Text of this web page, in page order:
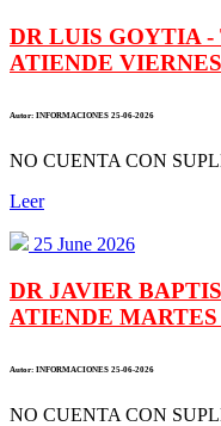
DR LUIS GOYTIA
ATIENDE
Autor: INFORMACIONES 25-06-2026
NO CUENTA CON
Leer
25 June 2026
DR JAVIER
ATIENDE MARTES
Autor: INFORMACIONES 25-06-2026
NO CUENTA CON